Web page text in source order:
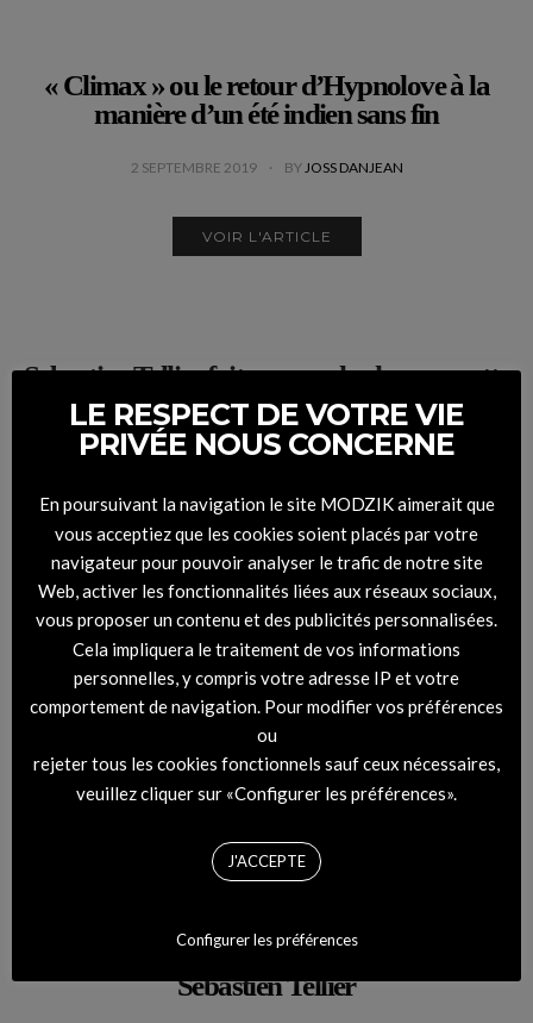
« Climax » ou le retour d’Hypnolove à la
manière d’un été indien sans fin
2 SEPTEMBRE 2019 BY JOSS DANJEAN
VOIR L'ARTICLE
Sebastien Tellier fait pousser la chansonnette
à Dita Von Teese
29 NOVEMBRE 2017 BYJOSS DANJEAN
VOIR L'ARTICLE
Sébastien Tellier signe la B.O de « A Girl is A
Gun »
Mind Gamers, le nouveau projet de
Sebastien Tellier
LE RESPECT DE VOTRE VIE
PRIVÉE NOUS CONCERNE
En poursuivant la navigation le site MODZIK aimerait que
vous acceptiez que les cookies soient placés par votre
navigateur pour pouvoir analyser le trafic de notre site
Web, activer les fonctionnalités liées aux réseaux sociaux,
vous proposer un contenu et des publicités personnalisées.
Cela impliquera le traitement de vos informations
personnelles, y compris votre adresse IP et votre
comportement de navigation. Pour modifier vos préférences
ou
rejeter tous les cookies fonctionnels sauf ceux nécessaires,
veuillez cliquer sur «Configurer les préférences».
J'ACCEPTE
Configurer les préférences